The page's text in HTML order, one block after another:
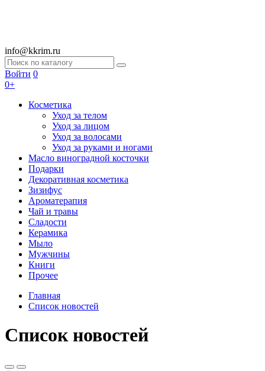
info@kkrim.ru
Войти 0
0+
Косметика
Уход за телом
Уход за лицом
Уход за волосами
Уход за руками и ногами
Масло виноградной косточки
Подарки
Декоративная косметика
Зизифус
Ароматерапия
Чай и травы
Сладости
Керамика
Мыло
Мужчины
Книги
Прочее
Главная
Список новостей
Список новостей